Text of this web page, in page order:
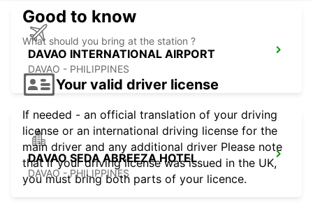
DAVAO INTERNATIONAL AIRPORT
DAVAO - PHILIPPINES
DAVAO SEDA ABREEZA HOTEL
DAVAO - PHILIPPINES
Good to know
What should you bring at the station ?
Your valid driver license
If needed - an official translation of your driving
license or an international driving license for the
main driver and any additional driver Please note
that if your driving license was issued in the UK,
you must bring both parts of your licence.